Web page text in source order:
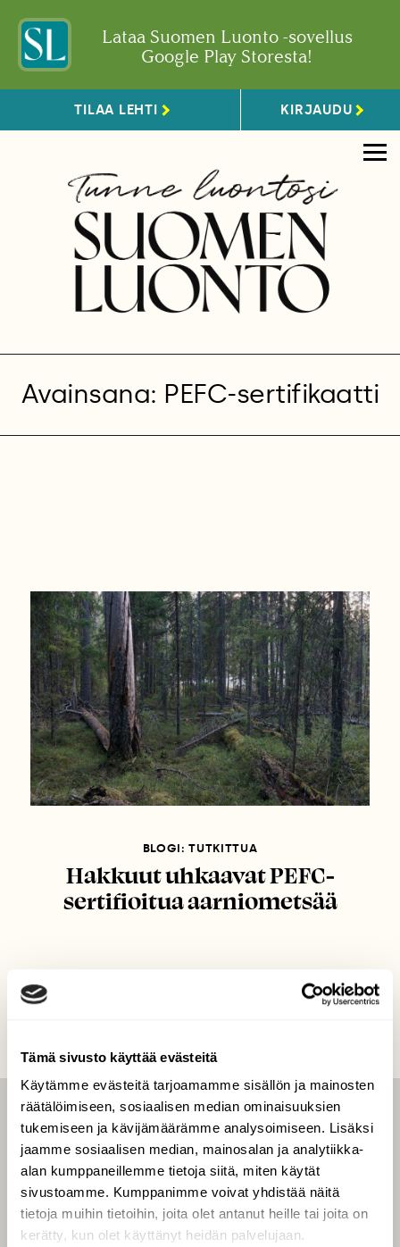
Tämä sivusto käyttää evästeitä
Käytämme evästeitä tarjoamamme sisällön ja mainosten
räätälöimiseen, sosiaalisen median ominaisuuksien
tukemiseen ja kävijämäärämme analysoimiseen. Lisäksi
jaamme sosiaalisen median, mainosalan ja analytiikka-
alan kumppaneillemme tietoja siitä, miten käytät
sivustoamme. Kumppanimme voivat yhdistää näitä
tietoja muihin tietoihin, joita olet antanut heille tai joita on
kerätty, kun olet käyttänyt heidän palvelujaan.
Lataa Suomen Luonto -sovellus
Google Play Storesta!
TILAA LEHTI KIRJAUDU
Avainsana: PEFC-sertifikaatti
BLOGI: TUTKITTUA
Hakkuut uhkaavat PEFC-
sertifioitua aarniometsää
LEHTI
Uusin lehti
Tilaa Suomen Luonto
Tilaa digilukuoikeus
Äänestä parasta juttua